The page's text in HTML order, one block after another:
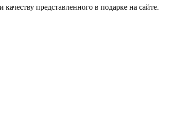
представленного в подарке на сайте.